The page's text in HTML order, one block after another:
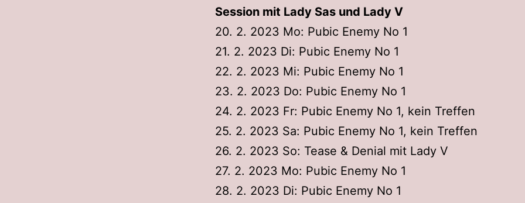
Session mit Lady Sas und Lady V
20. 2. 2023 Mo: Pubic Enemy No 1
21. 2. 2023 Di: Pubic Enemy No 1
22. 2. 2023 Mi: Pubic Enemy No 1
23. 2. 2023 Do: Pubic Enemy No 1
24. 2. 2023 Fr: Pubic Enemy No 1, kein Treffen
25. 2. 2023 Sa: Pubic Enemy No 1, kein Treffen
26. 2. 2023 So: Tease & Denial mit Lady V
27. 2. 2023 Mo: Pubic Enemy No 1
28. 2. 2023 Di: Pubic Enemy No 1